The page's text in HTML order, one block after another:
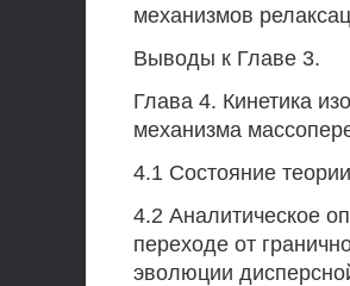
механизмов
Выводы к Главе 3.
Глава 4. Кинетика
механизма
4.1 Состояние
4.2 Аналитическое
переходе от
эволюции